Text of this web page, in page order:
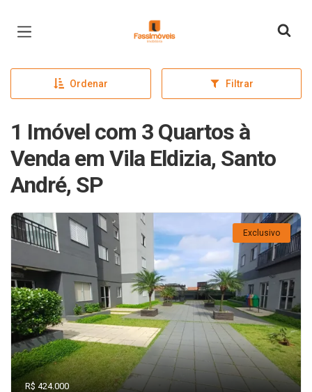
Página inicial
Ordenar Filtrar
1 Imóvel com 3 Quartos à
Venda em Vila Eldizia, Santo
André, SP
Exclusivo
R$ 424.000